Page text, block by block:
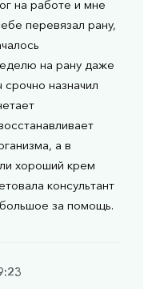
на работе и мне
перевязал рану,
на рану даже
назначил
а в
хороший крем
консультант
за помощь.